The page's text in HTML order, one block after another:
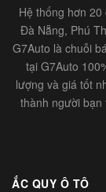
Hệ thống hơn
Đà Nẵng, Phú
G7Auto là chuỗi
tại G7Auto
lượng và giá tốt
thành người bạn
ẮC QUY Ô TÔ